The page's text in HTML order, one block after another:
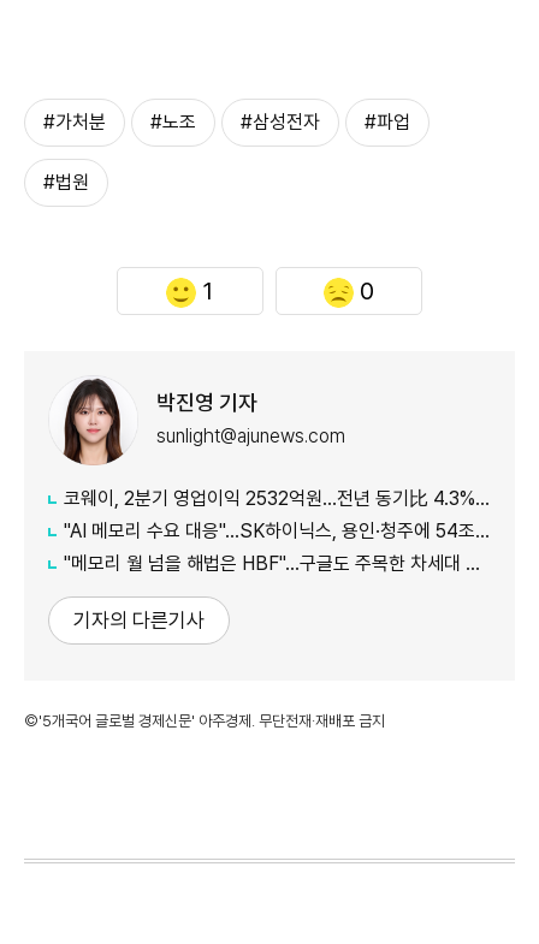
#가처분 #노조 #삼성전자 #파업
#법원
1 0
박진영 기자
sunlight@ajunews.com
코웨이, 2분기 영업이익 2532억원…전년 동기比 4.3% 증가
"AI 메모리 수요 대응"…SK하이닉스, 용인·청주에 54조원 투자
"메모리 월 넘을 해법은 HBF"…구글도 주목한 차세대 AI 메모리
기자의 다른기사
©'5개국어 글로벌 경제신문' 아주경제. 무단전재·재배포 금지